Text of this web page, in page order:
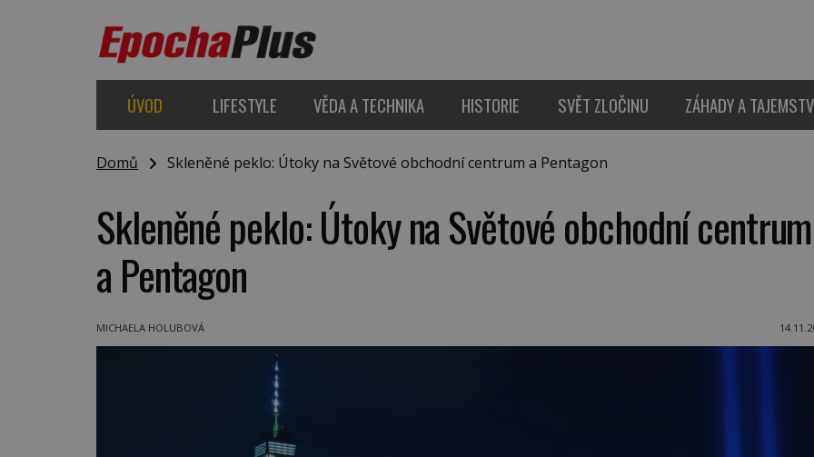
ÚVOD LIFESTYLE VĚDA A TECHNIKA HISTORIE SVĚT ZLOČINU ZÁHADY A
Domů Skleněné peklo: Útoky na Světové obchodní centrum a Pentagon
Skleněné peklo: Útoky na Světové obchodní centrum
a Pentagon
MICHAELA HOLUBOVÁ